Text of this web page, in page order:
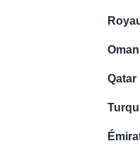
Qatar